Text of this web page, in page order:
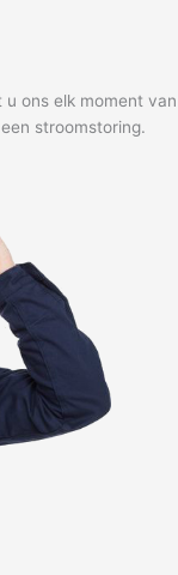
u ons elk moment van
stroomstoring.